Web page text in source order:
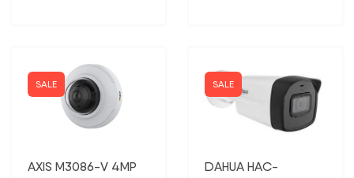
SALE
AXIS M3086-V 4MP
SALE
DAHUA HAC-